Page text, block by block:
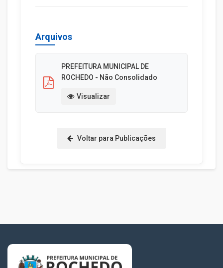
Arquivos
PREFEITURA MUNICIPAL DE
ROCHEDO - Não Consolidado
Visualizar
Voltar para Publicações